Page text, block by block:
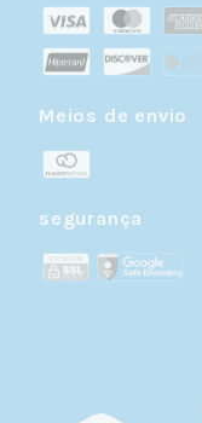
Meios de envio
segurança